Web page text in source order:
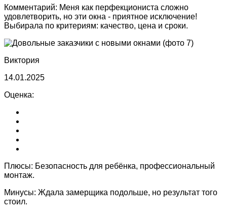
Комментарий: Меня как перфекциониста сложно
удовлетворить, но эти окна - приятное исключение!
Выбирала по критериям: качество, цена и сроки.
Виктория
14.01.2025
Оценка:
Плюсы: Безопасность для ребёнка, профессиональный
монтаж.
Минусы: Ждала замерщика подольше, но результат того
стоил.